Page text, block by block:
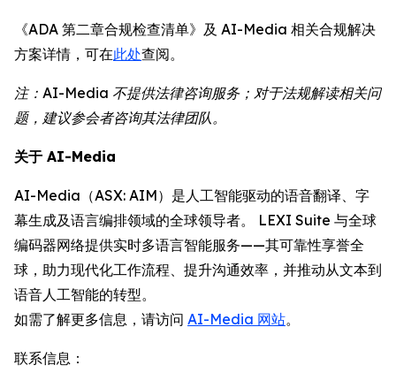
《ADA 第二章合规检查清单》及 AI-Media 相关合规解决
方案详情，可在此处查阅。
注：AI-Media 不提供法律咨询服务；对于法规解读相关问
题，建议参会者咨询其法律团队。
关于 AI-Media
AI-Media（ASX: AIM）是人工智能驱动的语音翻译、字
幕生成及语言编排领域的全球领导者。 LEXI Suite 与全球
编码器网络提供实时多语言智能服务——其可靠性享誉全
球，助力现代化工作流程、提升沟通效率，并推动从文本到
语音人工智能的转型。
如需了解更多信息，请访问 AI-Media 网站。
联系信息：